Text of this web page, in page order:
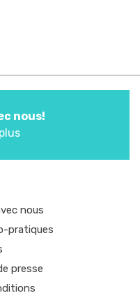
nous!
nous
pratiques
presse